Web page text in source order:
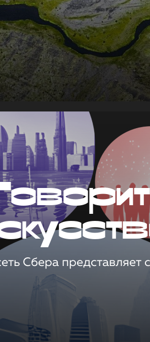
Сбера представляет